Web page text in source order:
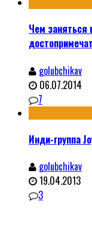
Чем заняться
golubchikav
06.07.2014
7
Инди-группа
golubchikav
19.04.2013
3